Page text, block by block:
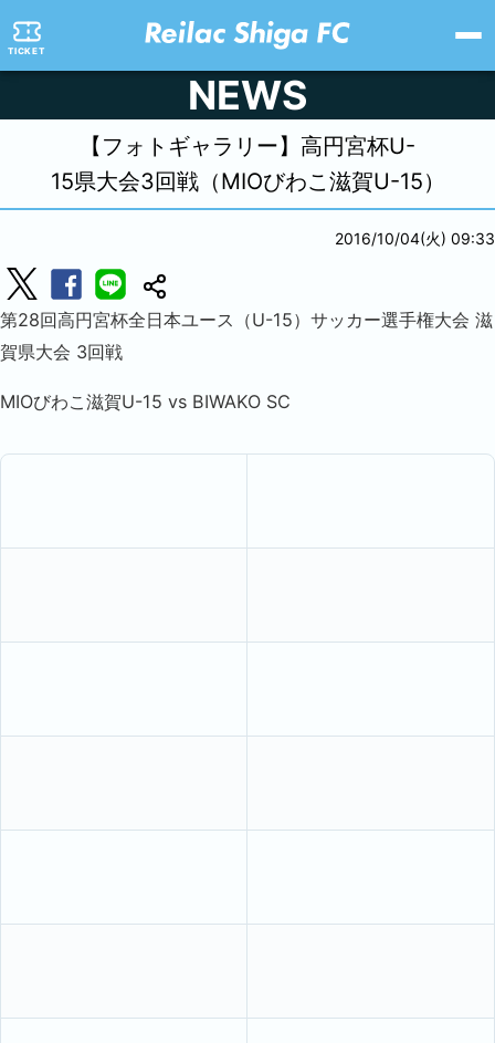
TICKET
NEWS
【フォトギャラリー】高円宮杯U-
15県大会3回戦（MIOびわこ滋賀U-15）
2016/10/04(火) 09:33
第28回高円宮杯全日本ユース（U-15）サッカー選手権大会 滋
賀県大会 3回戦
MIOびわこ滋賀U-15 vs BIWAKO SC